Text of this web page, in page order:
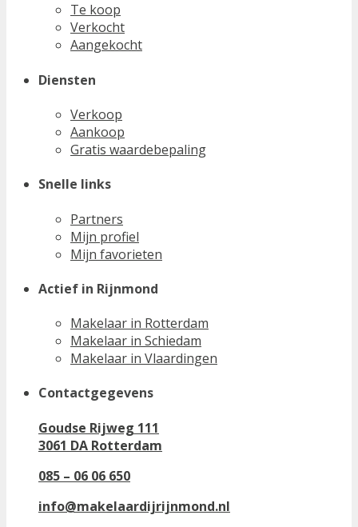
Te koop
Verkocht
Aangekocht
Diensten
Verkoop
Aankoop
Gratis waardebepaling
Snelle links
Partners
Mijn profiel
Mijn favorieten
Actief in Rijnmond
Makelaar in Rotterdam
Makelaar in Schiedam
Makelaar in Vlaardingen
Contactgegevens
Goudse Rijweg 111
3061 DA Rotterdam
085 – 06 06 650
info@makelaardijrijnmond.nl